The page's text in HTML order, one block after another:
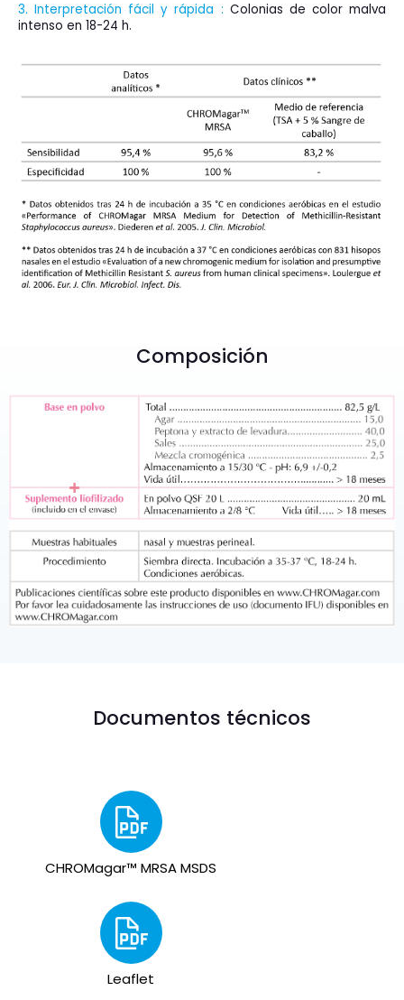
3. Interpretación fácil y rápida : Colonias de color malva
intenso en 18-24 h.
Composición
Documentos técnicos
CHROMagar™ MRSA MSDS
Leaflet